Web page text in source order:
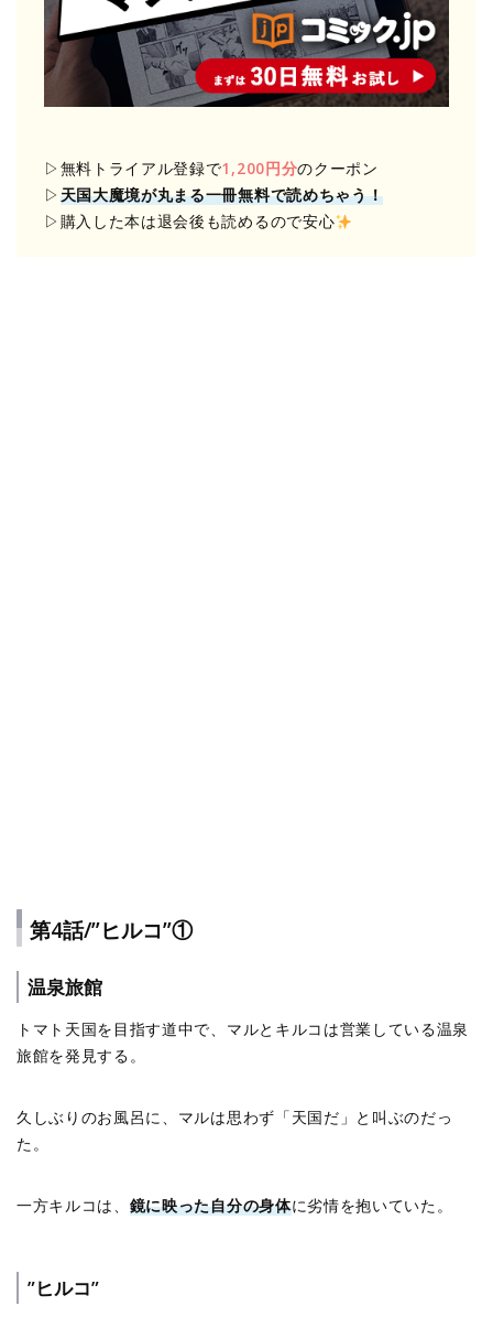
▷無料トライアル登録で1,200円分のクーポン
▷ 天国大魔境が丸まる一冊無料で読めちゃう！
▷購入した本は退会後も読めるので安心
第4話/”ヒルコ”①
温泉旅館
トマト天国を目指す道中で、マルとキルコは営業している温泉
旅館を発見する。
久しぶりのお風呂に、マルは思わず「天国だ」と叫ぶのだっ
た。
一方キルコは、 鏡に映った自分の身体に劣情を抱いていた。
”ヒルコ”